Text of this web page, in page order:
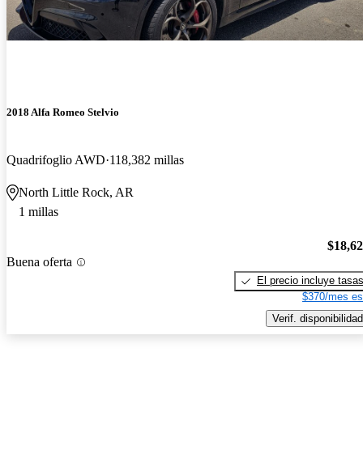
2018 Alfa Romeo Stelvio
Quadrifoglio AWD 118,382 millas
North Little Rock, AR
1 millas
Buena oferta
El precio incluye tasas
$370/mes
Verif. disponibilidad